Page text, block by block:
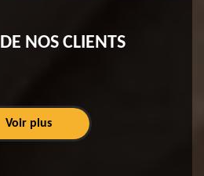
NOS CLIENTS
Voir plus